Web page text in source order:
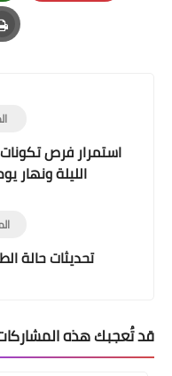
Pinterest
استمرار فرص
الليلة ونهار
تحديثات حالة
قد تُعجبك هذه